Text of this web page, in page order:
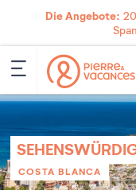
Die Angebote:
COSTA BLANCA